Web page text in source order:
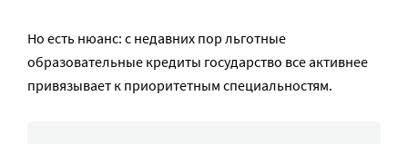
Но есть нюанс: с недавних пор льготные
образовательные кредиты государство все активнее
привязывает к приоритетным специальностям.